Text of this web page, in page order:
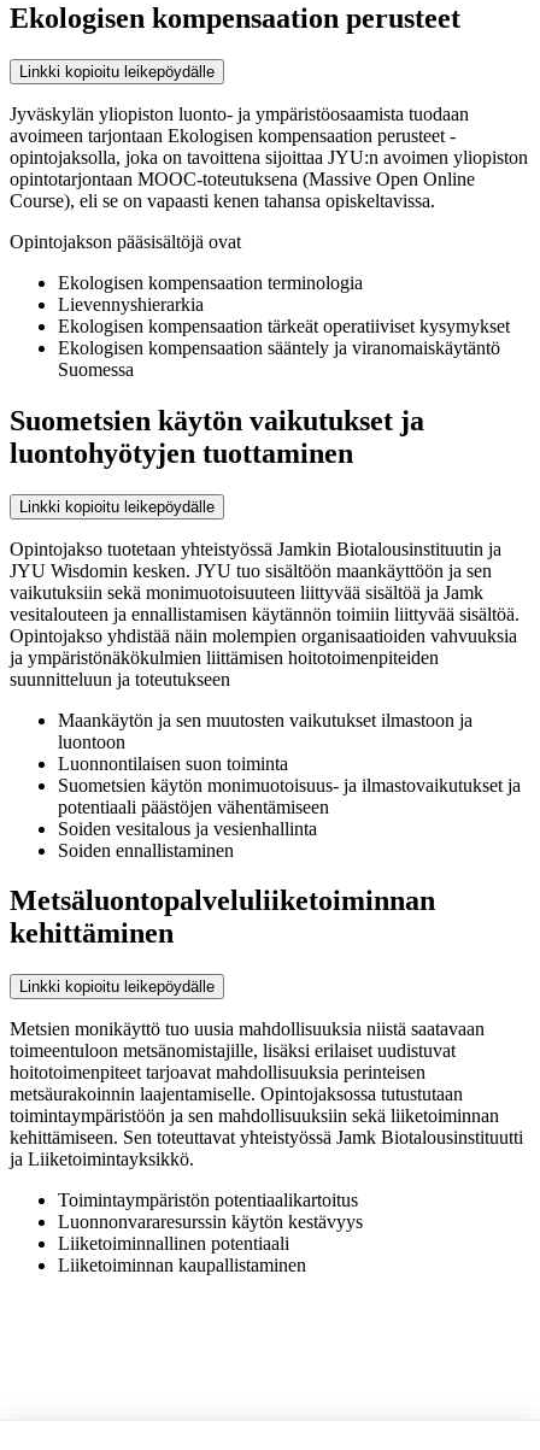
Ekologisen kompensaation perusteet
Linkki kopioitu leikepöydälle
Jyväskylän yliopiston luonto- ja ympäristöosaamista tuodaan
avoimeen tarjontaan Ekologisen kompensaation perusteet -
opintojaksolla, joka on tavoittena sijoittaa JYU:n avoimen yliopiston
opintotarjontaan MOOC-toteutuksena (Massive Open Online
Course), eli se on vapaasti kenen tahansa opiskeltavissa.
Opintojakson pääsisältöjä ovat
Ekologisen kompensaation terminologia
Lievennyshierarkia
Ekologisen kompensaation tärkeät operatiiviset kysymykset
Ekologisen kompensaation sääntely ja viranomaiskäytäntö
Suomessa
Suometsien käytön vaikutukset ja
luontohyötyjen tuottaminen
Linkki kopioitu leikepöydälle
Opintojakso tuotetaan yhteistyössä Jamkin Biotalousinstituutin ja
JYU Wisdomin kesken. JYU tuo sisältöön maankäyttöön ja sen
vaikutuksiin sekä monimuotoisuuteen liittyvää sisältöä ja Jamk
vesitalouteen ja ennallistamisen käytännön toimiin liittyvää sisältöä.
Opintojakso yhdistää näin molempien organisaatioiden vahvuuksia
ja ympäristönäkökulmien liittämisen hoitotoimenpiteiden
suunnitteluun ja toteutukseen
Maankäytön ja sen muutosten vaikutukset ilmastoon ja
luontoon
Luonnontilaisen suon toiminta
Suometsien käytön monimuotoisuus- ja ilmastovaikutukset ja
potentiaali päästöjen vähentämiseen
Soiden vesitalous ja vesienhallinta
Soiden ennallistaminen
Metsäluontopalveluliiketoiminnan
kehittäminen
Linkki kopioitu leikepöydälle
Metsien monikäyttö tuo uusia mahdollisuuksia niistä saatavaan
toimeentuloon metsänomistajille, lisäksi erilaiset uudistuvat
hoitotoimenpiteet tarjoavat mahdollisuuksia perinteisen
metsäurakoinnin laajentamiselle. Opintojaksossa tutustutaan
toimintaympäristöön ja sen mahdollisuuksiin sekä liiketoiminnan
kehittämiseen. Sen toteuttavat yhteistyössä Jamk Biotalousinstituutti
ja Liiketoimintayksikkö.
Toimintaympäristön potentiaalikartoitus
Luonnonvararesurssin käytön kestävyys
Liiketoiminnallinen potentiaali
Liiketoiminnan kaupallistaminen